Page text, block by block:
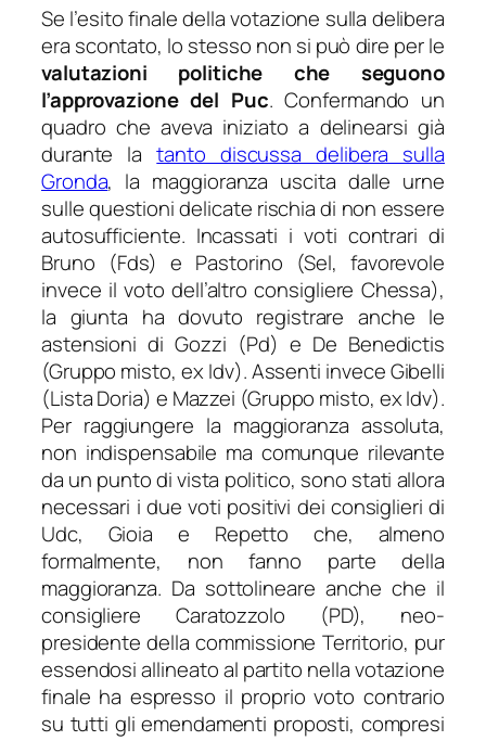
Se l’esito finale della votazione sulla delibera
era scontato, lo stesso non si può dire per le
valutazioni politiche che seguono
l’approvazione del Puc. Confermando un
quadro che aveva iniziato a delinearsi già
durante latanto discussa delibera sulla
Gronda, la maggioranza uscita dalle urne
sulle questioni delicate rischia di non essere
autosufficiente. Incassati i voti contrari di
Bruno (Fds) e Pastorino (Sel, favorevole
invece il voto dell’altro consigliere Chessa),
la giunta ha dovuto registrare anche le
astensioni di Gozzi (Pd) e De Benedictis
(Gruppo misto, ex Idv). Assenti invece Gibelli
(Lista Doria) e Mazzei (Gruppo misto, ex Idv).
Per raggiungere la maggioranza assoluta,
non indispensabile ma comunque rilevante
da un punto di vista politico, sono stati allora
necessari i due voti positivi dei consiglieri di
Udc, Gioia e Repetto che, almeno
formalmente, non fanno parte della
maggioranza. Da sottolineare anche che il
consigliere Caratozzolo (PD), neo-
presidente della commissione Territorio, pur
essendosi allineato al partito nella votazione
finale ha espresso il proprio voto contrario
su tutti gli emendamenti proposti, compresi